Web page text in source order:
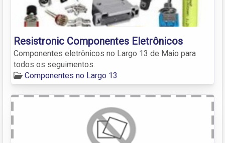
Resistronic Componentes Eletrônicos
Componentes eletrônicos no Largo 13 de Maio para
todos os seguimentos.
Componentes no Largo 13